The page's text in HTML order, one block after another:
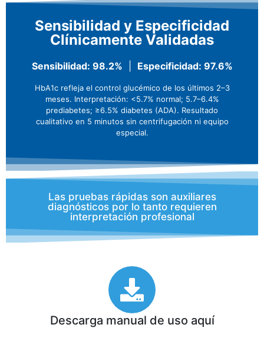
Sensibilidad y Especificidad
Clínicamente Validadas
Sensibilidad: 98.2% Especificidad: 97.6%
HbA1c refleja el control glucémico de los últimos 2–3
meses. Interpretación: <5.7% normal; 5.7–6.4%
prediabetes; ≥6.5% diabetes (ADA). Resultado
cualitativo en 5 minutos sin centrifugación ni equipo
especial.
Las pruebas rápidas son auxiliares
diagnósticos por lo tanto requieren
interpretación profesional
Descarga manual de uso aquí